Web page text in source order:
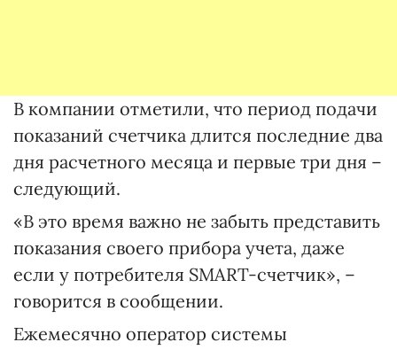
В компании отметили, что период подачи
показаний счетчика длится последние два
дня расчетного месяца и первые три дня –
следующий.
«В это время важно не забыть представить
показания своего прибора учета, даже
если у потребителя SMART-счетчик», –
говорится в сообщении.
Ежемесячно оператор системы